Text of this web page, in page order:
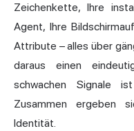
Zeichenkette, Ihre
Agent, Ihre
Attribute – alles über
daraus einen
schwachen Signale
Zusammen ergeben
Identität.